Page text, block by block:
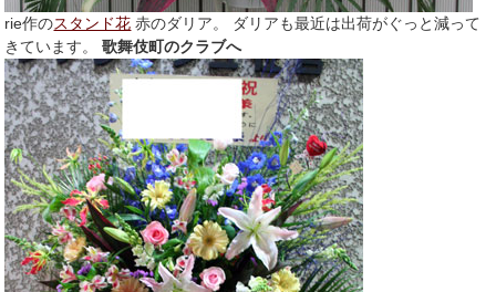
rie作のスタンド花 赤のダリア。 ダリアも最近は出荷がぐっと減って
きています。歌舞伎町のクラブへ